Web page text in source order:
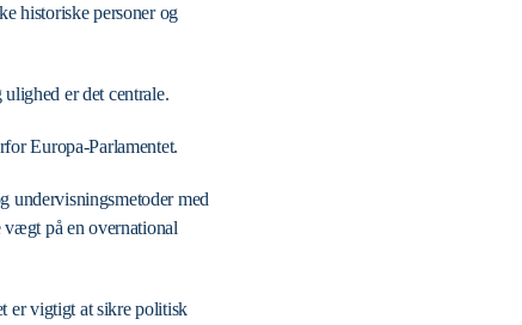
historiske personer og
er det centrale.
Europa-Parlamentet.
undervisningsmetoder med
på en overnational
er vigtigt at sikre politisk